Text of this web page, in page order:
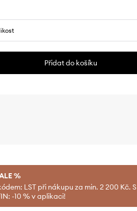
Přidat do košíku
%
LST při nákupu za min. 2 200 Kč. S
-10 % v aplikaci!